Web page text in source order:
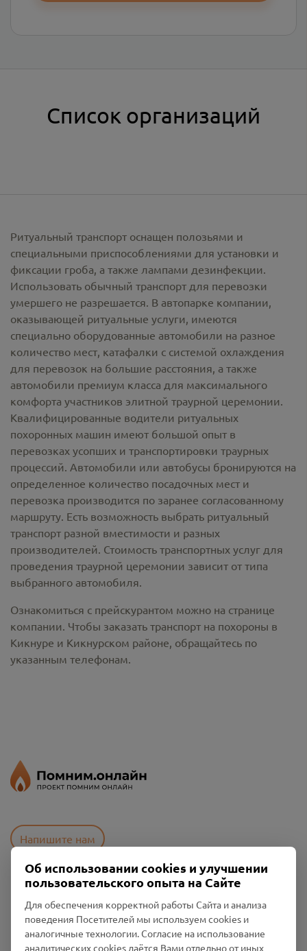
Список организаций
Ритуальный транспорт оснащен полозьями и
специальными приспособлениями для установки и
фиксации гроба, а также лампами дезинфекции.
Использовать обычный транспорт для перевозки
умершего не разрешается. В автопарке компании,
оказывающей ритуальные услуги, имеются
специально оборудованные автомобили на разное
количество мест, катафалки с системой охлаждения
для перевозок на большие расстояния, а также
автомобили премиум класса для максимального
комфорта участников элитной траурной церемонии.
Квалифицированные водители ритуальных
похоронных машин имеют большой опыт в
перевозках усопших и транспортировки траурных
процессий. Автомобили или автобусы бронируются на
определенное количество посадочных мест и
перевозка производится по заранее согласованному
маршруту. Есть возможность выбрать ритуальный
транспорт разной вместимости и разных
производителей. Стоимость транспортных услуг для
проведения траурной церемонии зависит от типа
выбранного автомобиля.
Ознакомиться с прейскурантом можно на странице
компании. Чтобы заказать транспорт на похороны в
Кикнуре и Кикнурском районе, обращайтесь по
указанным телефонам.
Напишите нам
Политика конфиденциальности
Промо-материалы
Об использовании cookies и улучшении
пользовательского опыта на Сайте
Для обеспечения корректной работы Сайта и анализа
поведения Посетителей мы используем cookies и
аналогичные технологии. Согласие на использование
аналитических cookies даётся Вами отдельно от иных